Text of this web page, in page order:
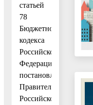
статьей
78
Бюджетного
кодекса
Российской
Федерации,
постановлением
Правительства
Российской